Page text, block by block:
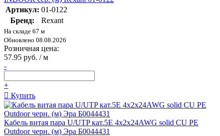
Артикул: 01-0122
Бренд:
Rexant
На складе 67 м
Обновлено 08.08.2026
Розничная цена:
57.95 руб. / м
-
+
Купить
Кабель витая пара U/UTP кат.5E 4х2х24AWG solid CU PE
Outdoor черн. (м) Эра Б0044431